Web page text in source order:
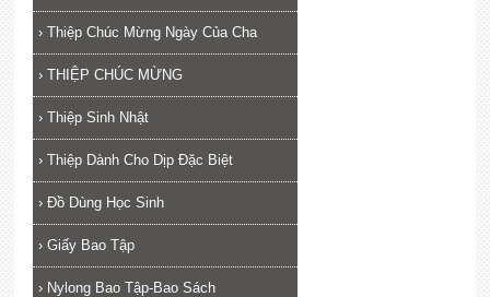
› Thiệp Chúc Mừng Ngày Của Cha
› THIỆP CHÚC MỪNG
› Thiệp Sinh Nhật
› Thiệp Dành Cho Dịp Đặc Biệt
› Đồ Dùng Học Sinh
› Giấy Bao Tập
› Nylong Bao Tập-Bao Sách